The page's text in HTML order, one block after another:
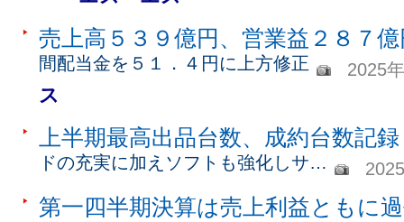
売上高５３９億円、営業益２８７
間配当金を５１．４円に上方修正 2025
ス
上半期最高出品台数、成約台数記
ドの充実に加えソフトも強化しサ…
第一四半期決算は売上利益ともに